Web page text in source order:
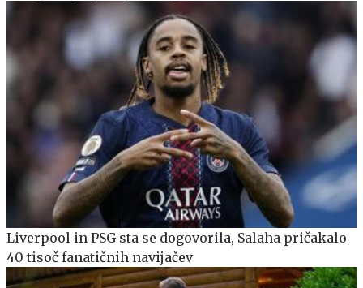
Liverpool in PSG sta se dogovorila, Salaha pričakalo
40 tisoč fanatičnih navijačev